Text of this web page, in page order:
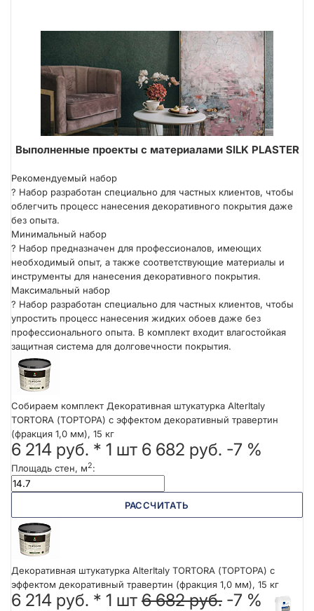
Выполненные проекты с материалами SILK PLASTER
Рекомендуемый набор
? Набор разработан специально для частных клиентов, чтобы
облегчить процесс нанесения декоративного покрытия даже
без опыта.
Минимальный набор
? Набор предназначен для профессионалов, имеющих
необходимый опыт, а также соответствующие материалы и
инструменты для нанесения декоративного покрытия.
Максимальный набор
? Набор разработан специально для частных клиентов, чтобы
упростить процесс нанесения жидких обоев даже без
профессионального опыта. В комплект входит влагостойкая
защитная система для долговечности покрытия.
Собираем комплект Декоративная штукатурка AlterItaly
TORTORA (ТОРТОРА) с эффектом декоративный травертин
(фракция 1,0 мм), 15 кг
6 214 руб. * 1 шт 6 682 руб. -7 %
Площадь стен, м2:
РАССЧИТАТЬ
Декоративная штукатурка AlterItaly TORTORA (ТОРТОРА) с
эффектом декоративный травертин (фракция 1,0 мм), 15 кг
6 214 руб. * 1 шт 6 682 руб. -7 %